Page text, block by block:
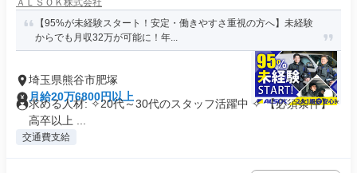
ＡＬＳＯＫ株式会社
【95%が未経験スタート！安定・働きやすさ重視の方へ】未経験
からでも月収32万が可能に！年...
埼玉県熊谷市肥塚
月給20万6800円以上
求める人材: ✧20代～30代のスタッフ活躍中 ✧ 【必須条件】 *
高卒以上 ...
交通費支給